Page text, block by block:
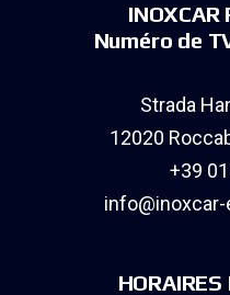
INOXCAR
Numéro de
Strada
12020
+39
HORAIRES